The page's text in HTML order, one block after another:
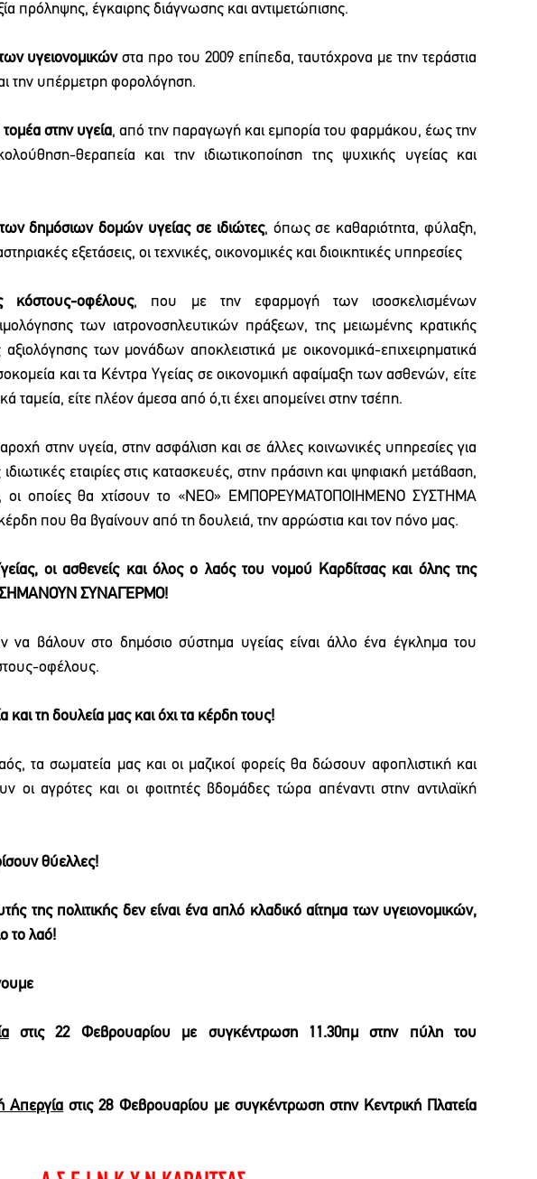
πρόληψης, έγκαιρης διάγνωσης και αντιμετώπισης.
υγειονομικών στα προ του 2009 επίπεδα, ταυτόχρονα με την τεράστια
την υπέρμετρη φορολόγηση.
στην υγεία, από την παραγωγή και εμπορία του φαρμάκου, έως την
θεραπεία και την ιδιωτικοποίηση της ψυχικής υγείας και
δημόσιων δομών υγείας σε ιδιώτες, όπως σε καθαριότητα, φύλαξη,
εξετάσεις, οι τεχνικές, οικονομικές και διοικητικές υπηρεσίες
κόστους-οφέλους, που με την εφαρμογή των ισοσκελισμένων
των ιατρονοσηλευτικών πράξεων, της μειωμένης κρατικής
των μονάδων αποκλειστικά με οικονομικά-επιχειρηματικά
και τα Κέντρα Υγείας σε οικονομική αφαίμαξη των ασθενών, είτε
ταμεία, είτε πλέον άμεσα από ό,τι έχει απομείνει στην τσέπη.
στην υγεία, στην ασφάλιση και σε άλλες κοινωνικές υπηρεσίες για
εταιρίες στις κατασκευές, στην πράσινη και ψηφιακή μετάβαση,
οι οποίες θα χτίσουν το «ΝΕΟ» ΕΜΠΟΡΕΥΜΑΤΟΠΟΙΗΜΕΝΟ ΣΥΣΤΗΜΑ
που θα βγαίνουν από τη δουλειά, την αρρώστια και τον πόνο μας.
οι ασθενείς και όλος ο λαός του νομού Καρδίτσας και όλης της
ΣΗΜΑΝΟΥΝ ΣΥΝΑΓΕΡΜΟ!
να βάλουν στο δημόσιο σύστημα υγείας είναι άλλο ένα έγκλημα του
οφέλους.
και τη δουλεία μας και όχι τα κέρδη τους!
τα σωματεία μας και οι μαζικοί φορείς θα δώσουν αφοπλιστική και
οι αγρότες και οι φοιτητές βδομάδες τώρα απέναντι στην αντιλαϊκή
θύελλες!
της πολιτικής δεν είναι ένα απλό κλαδικό αίτημα των υγειονομικών,
το λαό!
στις 22 Φεβρουαρίου με συγκέντρωση 11.30πμ στην πύλη του
Απεργία στις 28 Φεβρουαρίου με συγκέντρωση στην Κεντρική Πλατεία